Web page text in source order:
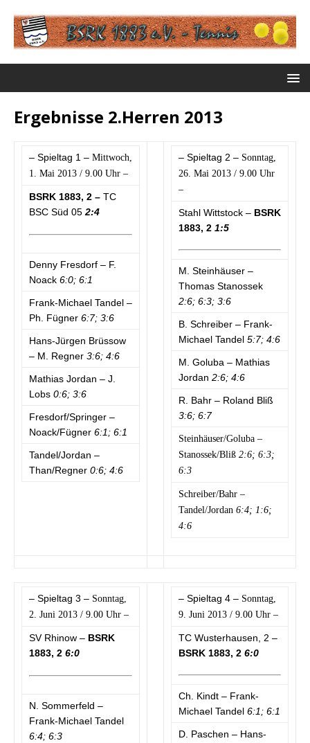
Ergebnisse 2.Herren 2013
– Spieltag 1 – Mittwoch,
1. Mai 2013 / 9.00 Uhr –
BSRK 1883, 2 – TC
BSC Süd 05 2:4
Denny Fresdorf – F.
Noack 6:0; 6:1
Frank-Michael Tandel –
Ph. Fügner 6:7; 3:6
Hans-Jürgen Brüssow
– M. Regner 3:6; 4:6
Mathias Jordan – J.
Lobs 0:6; 3:6
Fresdorf/Springer –
Noack/Fügner 6:1; 6:1
Tandel/Jordan –
Than/Regner 0:6; 4:6
– Spieltag 2 – Sonntag,
26. Mai 2013 / 9.00 Uhr
–
Stahl Wittstock – BSRK
1883, 2 1:5
M. Steinhäuser –
Thomas Stanossek
2:6; 6:3; 3:6
B. Schreiber – Frank-
Michael Tandel 5:7; 4:6
M. Goluba – Mathias
Jordan 2:6; 4:6
R. Bahr – Roland Bliß
3:6; 6:7
Steinhäuser/Goluba –
Stanossek/Bliß 2:6; 6:3;
6:3
Schreiber/Bahr –
Tandel/Jordan 6:4; 1:6;
4:6
– Spieltag 3 – Sonntag,
2. Juni 2013 / 9.00 Uhr –
SV Rhinow – BSRK
1883, 2 6:0
N. Sommerfeld –
Frank-Michael Tandel
6:4; 6:3
– Spieltag 4 – Sonntag,
9. Juni 2013 / 9.00 Uhr –
TC Wusterhausen, 2 –
BSRK 1883, 2 6:0
Ch. Kindt – Frank-
Michael Tandel 6:1; 6:1
D. Paschen – Hans-